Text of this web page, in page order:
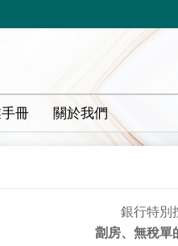
冊 關於我們
銀行特別
劏房、無稅單